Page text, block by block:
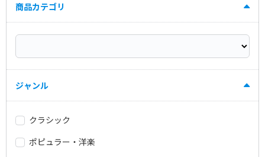
商品カテゴリ
ジャンル
クラシック
ポピュラー・洋楽